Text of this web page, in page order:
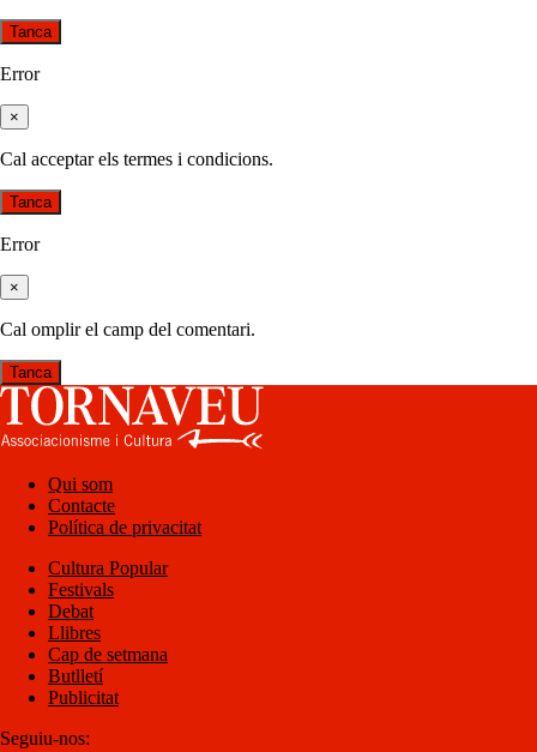
Tanca
Error
×
Cal acceptar els termes i condicions.
Tanca
Error
×
Cal omplir el camp del comentari.
Tanca
Qui som
Contacte
Política de privacitat
Cultura Popular
Festivals
Debat
Llibres
Cap de setmana
Butlletí
Publicitat
Seguiu-nos: